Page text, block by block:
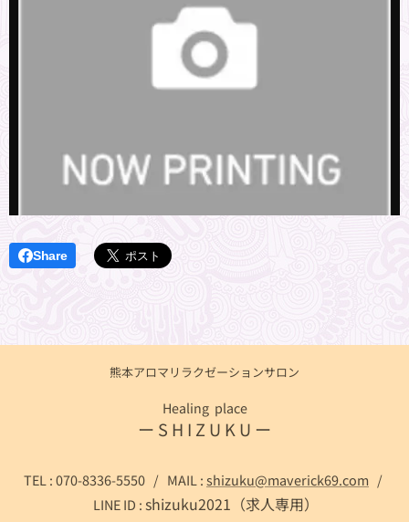
Share
熊本アロマリラクゼーションサロン
Healing place
ー S H I Z U K U ー
TEL : 070-8336-5550 / MAIL :shizuku@maverick69.com /
LINE ID :shizuku2021（求人専用）